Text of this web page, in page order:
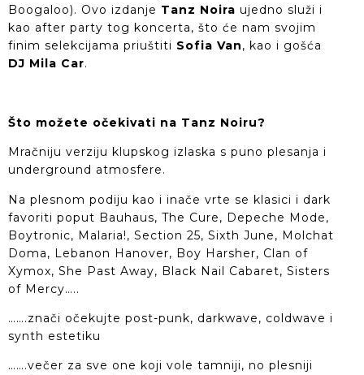
Boogaloo). Ovo izdanje Tanz Noira ujedno služi i
kao after party tog koncerta, što će nam svojim
finim selekcijama priuštiti Sofia Van, kao i gošća
DJ Mila Car.
Što možete očekivati na Tanz Noiru?
Mračniju verziju klupskog izlaska s puno plesanja i
underground atmosfere.
Na plesnom podiju kao i inače vrte se klasici i dark
favoriti poput Bauhaus, The Cure, Depeche Mode,
Boytronic, Malaria!, Section 25, Sixth June, Molchat
Doma, Lebanon Hanover, Boy Harsher, Clan of
Xymox, She Past Away, Black Nail Cabaret, Sisters
of Mercy…..
…….znači očekujte post-punk, darkwave, coldwave i
synth estetiku
…….večer za sve one koji vole tamniji, no plesniji